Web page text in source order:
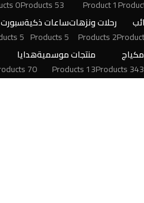
1 Product
53 Products
0 Products
رحلات ونزهات
2 Products
ساعات ذكية
5 Products
سبورت
5 Products
مكياج
343 Products
منتجات موسمية
13 Products
هدايا
70 Products